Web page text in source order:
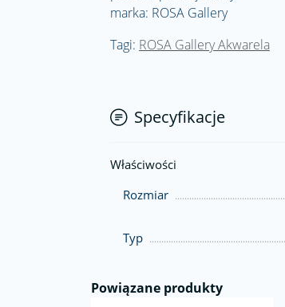
marka: ROSA Gallery
Tagi: ROSA Gallery Akwarela
Specyfikacje
Właściwości
Rozmiar
Typ
Powiązane produkty